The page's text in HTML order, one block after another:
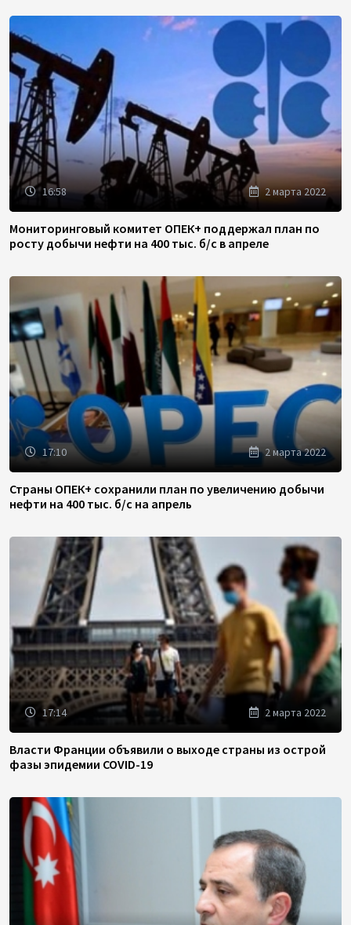
16:58 2 марта 2022
Мониторинговый комитет ОПЕК+ поддержал план по
росту добычи нефти на 400 тыс. б/с в апреле
17:10 2 марта 2022
Страны ОПЕК+ сохранили план по увеличению добычи
нефти на 400 тыс. б/с на апрель
17:14 2 марта 2022
Власти Франции объявили о выходе страны из острой
фазы эпидемии COVID-19